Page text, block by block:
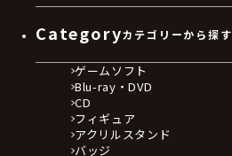
Categoryカテゴリーから探す
ゲームソフト
Blu-ray・DVD
CD
フィギュア
アクリルスタンド
バッジ